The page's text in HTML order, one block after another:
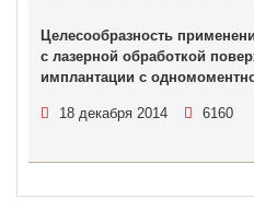
Целесообразность
с лазерной обработкой
имплантации с
18 декабря 2014 6160